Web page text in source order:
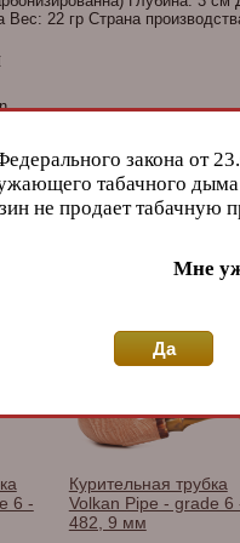
Вес: 22 гр Страна
6 -
Курительная трубка
Volkan Pipe - grade 6
482, 9 мм
закона от
табачного
не продает табачную
Мне
Да